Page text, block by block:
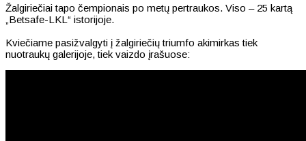
Žalgiriečiai tapo čempionais po metų pertraukos. Viso – 25 kartą
„Betsafe-LKL“ istorijoje.
Kviečiame pasižvalgyti į žalgiriečių triumfo akimirkas tiek
nuotraukų galerijoje, tiek vaizdo įrašuose: